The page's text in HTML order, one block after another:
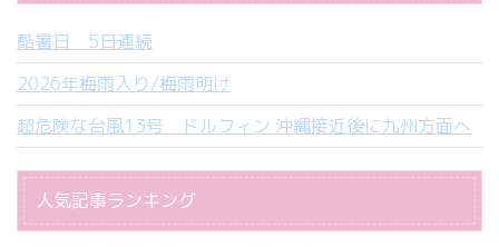
酷暑日 5日連続
2026年梅雨入り/梅雨明け
超危険な台風13号 ドルフィン 沖縄接近後に九州方面へ
人気記事ランキング